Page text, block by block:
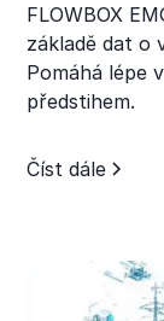
FLOWBOX
základě dat o
Pomáhá lépe
předstihem.
Číst dále